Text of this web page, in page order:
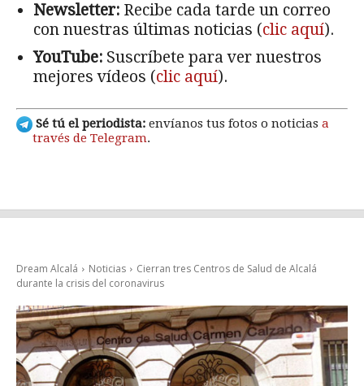
Newsletter: Recibe cada tarde un correo
con nuestras últimas noticias (clic aquí).
YouTube: Suscríbete para ver nuestros
mejores vídeos (clic aquí).
Sé tú el periodista: envíanos tus fotos o noticias a
través de Telegram.